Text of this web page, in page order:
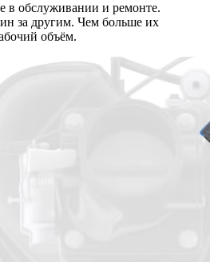
в обслуживании и ремонте.
за другим. Чем больше их
объём.